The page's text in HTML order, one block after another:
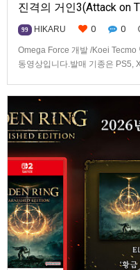
진격의 거인3(Attack on
99 HIKARU 0 0
Omega Force 개발 /Koei
동영상입니다.발매 기종은 PS5,